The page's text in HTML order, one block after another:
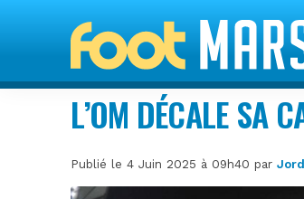
L’OM DÉCALE SA
Publié le 4 Juin 2025 à 09h40 par